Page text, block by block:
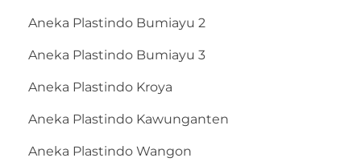
Aneka Plastindo Bumiayu 2
Aneka Plastindo Bumiayu 3
Aneka Plastindo Kroya
Aneka Plastindo Kawunganten
Aneka Plastindo Wangon